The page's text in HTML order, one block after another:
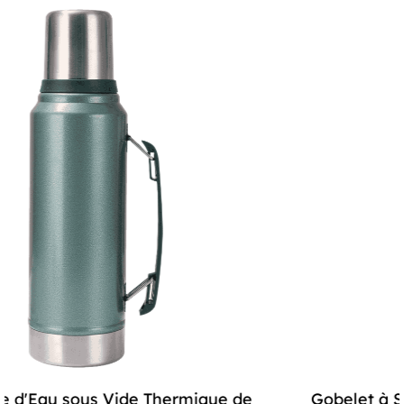
avec d'autres gobelets. C'est une petite touche qui
fait une grande différence dans l'expérience
utilisateur globale.
Le couvercle en paille scellé en silicone est un autre
exemple de la praticité du gobelet. Il est conçu pour
éviter les fuites et les déversements, ce qui le rend
idéal pour une utilisation quotidienne. Le joint en
silicone est robuste et fiable, garantissant que votre
boisson reste à l'intérieur du gobelet, à sa place.
Mais le design ne s'arrête pas là ; il offre également
de la polyvalence. Le gobelet est compatible avec
d'autres couvercles, tels que les couvercles en paille
Gobelet à Soda sous Vide d'Été avec